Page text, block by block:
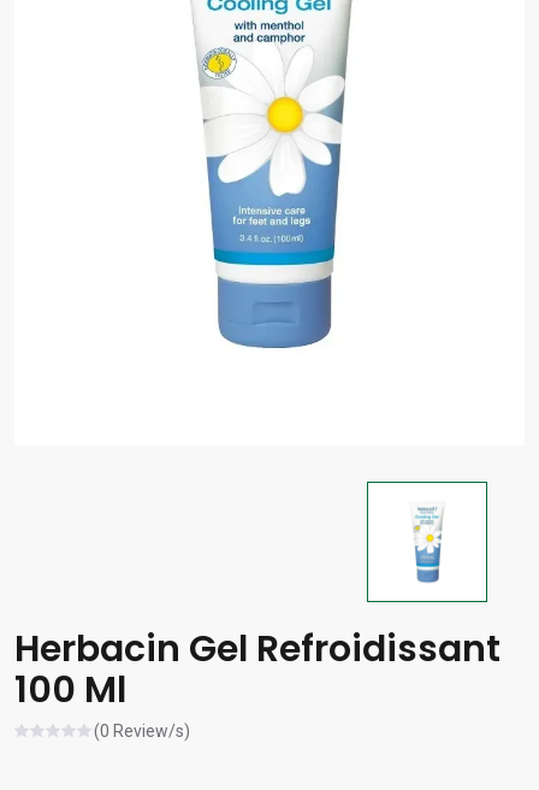
Herbacin Gel Refroidissant
100 Ml
(0 Review/s)